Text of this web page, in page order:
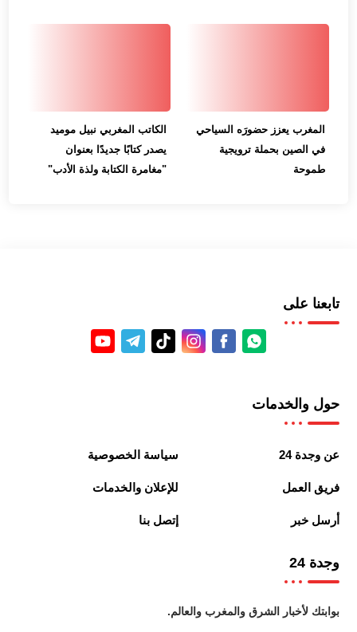
المغرب يعزز حضورَه السياحي
في الصين بحملة ترويجية
طموحة
الكاتب المغربي نبيل موميد
يصدر كتابًا جديدًا بعنوان
"مغامرة الكتابة ولذة الأدب"
تابعنا على
حول والخدمات
عن وجدة 24 سياسة الخصوصية
فريق العمل للإعلان والخدمات
أرسل خبر إتصل بنا
وجدة 24
بوابتك لأخبار الشرق والمغرب والعالم.